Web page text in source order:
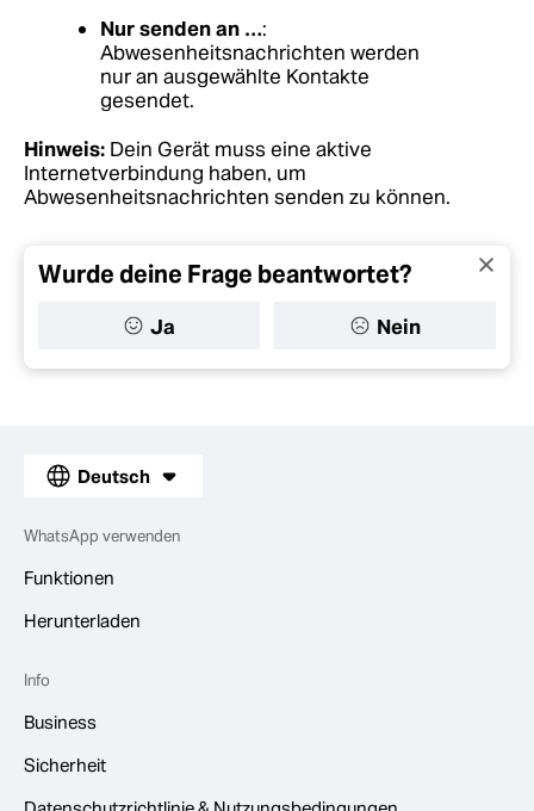
Nur senden an …:
Abwesenheitsnachrichten werden
nur an ausgewählte Kontakte
gesendet.
Hinweis: Dein Gerät muss eine aktive
Internetverbindung haben, um
Abwesenheitsnachrichten senden zu können.
Wurde deine Frage beantwortet?
Ja Nein
Deutsch
WhatsApp verwenden
Funktionen
Herunterladen
Info
Business
Sicherheit